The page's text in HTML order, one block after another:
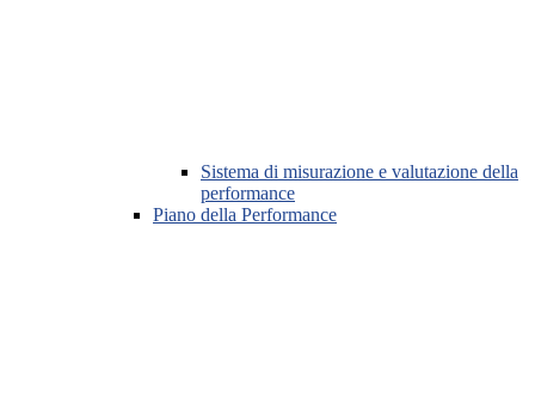
Sistema di misurazione e valutazione della
performance
Piano della Performance